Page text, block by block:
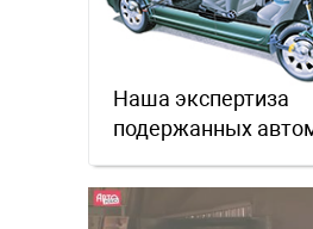
Наша экспертиза
подержанных